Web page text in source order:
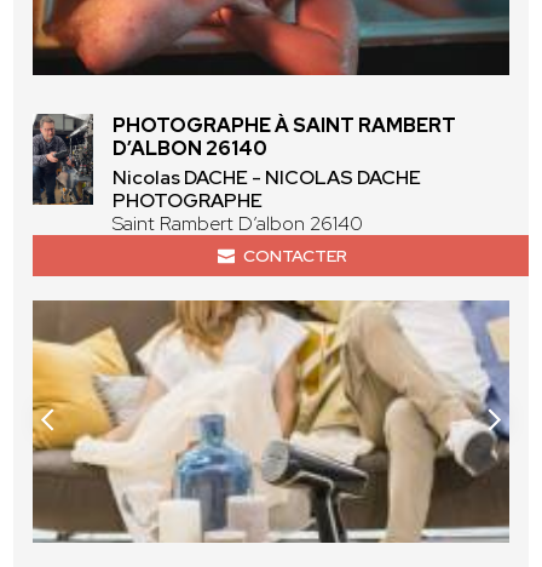
PHOTOGRAPHE À SAINT RAMBERT
D’ALBON 26140
Nicolas DACHE - NICOLAS DACHE
PHOTOGRAPHE
Saint Rambert D’albon 26140
CONTACTER